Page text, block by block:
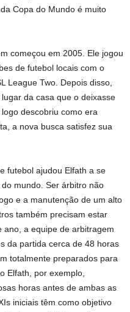
Copa do Mundo é muito
começou em 2005. Ele jogou
de futebol locais com o
League Two. Depois disso,
da casa que o deixasse
descobriu como era
a nova busca satisfez sua
futebol ajudou Elfath a se
mundo. Ser árbitro não
e a manutenção de um alto
também precisam estar
ano, a equipe de arbitragem
da partida cerca de 48 horas
totalmente preparados para
Elfath, por exemplo,
horas antes de ambas as
iniciais têm como objetivo